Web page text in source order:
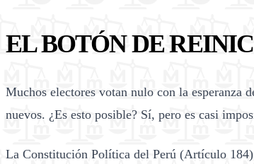
EL BOTÓN DE
Muchos electores votan nulo con la esperanza
nuevos. ¿Es esto posible? Sí, pero es casi
La Constitución Política del Perú (Artículo